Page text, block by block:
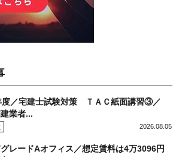
度／宅建士試験対策 ＴＡＣ紙面講習③／
建業者...
2026.08.05
レードAオフィス／想定賃料は4万3096円